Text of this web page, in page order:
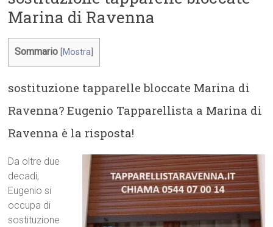
Marina di Ravenna
Sommario Mostra
sostituzione tapparelle bloccate Marina di
Ravenna? Eugenio Tapparellista a Marina di
Ravenna è la risposta!
Da oltre due
decadi,
Eugenio si
occupa di
sostituzione